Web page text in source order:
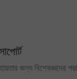
জন্য বিশেষজ্ঞদের